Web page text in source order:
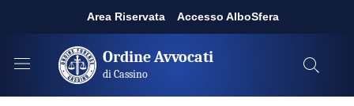
Area Riservata Accesso AlboSfera
Ordine Avvocati
di Cassino